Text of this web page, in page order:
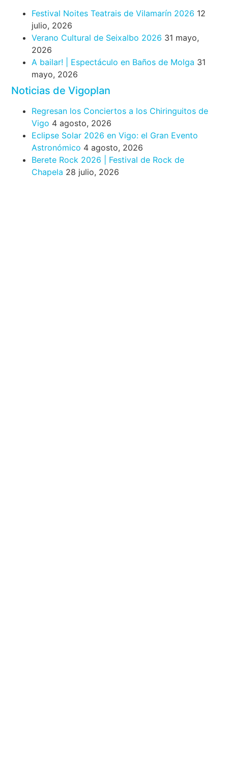
Festival Noites Teatrais de Vilamarín 2026 12
julio, 2026
Verano Cultural de Seixalbo 2026 31 mayo,
2026
A bailar! | Espectáculo en Baños de Molga 31
mayo, 2026
Noticias de Vigoplan
Regresan los Conciertos a los Chiringuitos de
Vigo 4 agosto, 2026
Eclipse Solar 2026 en Vigo: el Gran Evento
Astronómico 4 agosto, 2026
Berete Rock 2026 | Festival de Rock de
Chapela 28 julio, 2026